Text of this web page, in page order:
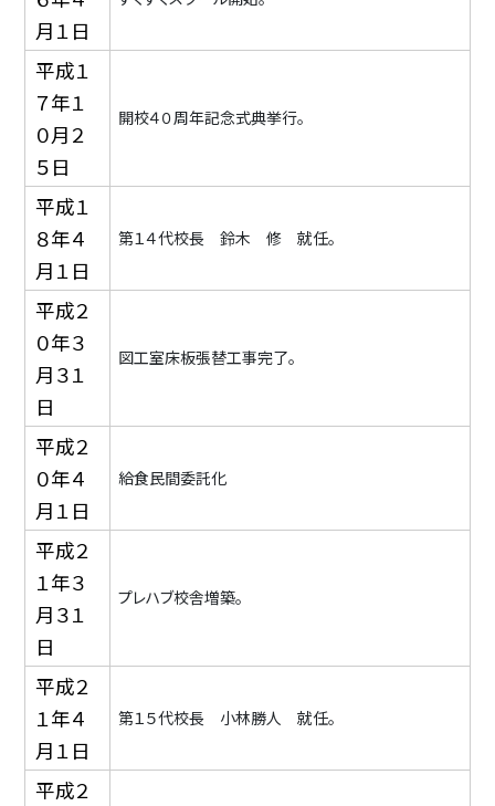
月１日
平成１
７年１
０月２
５日
開校４０周年記念式典挙行。
平成１
８年４
月１日
第１４代校長 鈴木 修 就任。
平成２
０年３
月３１
日
図工室床板張替工事完了。
平成２
０年４
月１日
給食民間委託化
平成２
１年３
月３１
日
プレハブ校舎増築。
平成２
１年４
月１日
第１５代校長 小林勝人 就任。
平成２